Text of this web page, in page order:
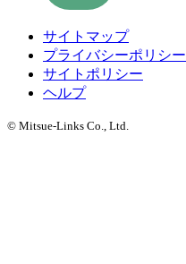
サイトマップ
プライバシーポリシー
サイトポリシー
ヘルプ
© Mitsue-Links Co., Ltd.